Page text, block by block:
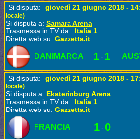
Si disputa: giovedì 21 giugno 2018 -
locale)
Si disputa a: Samara Arena
Trasmessa in TV da:
Italia 1
Diretta web su: Gazzetta.it
DANIMARCA 1- 1
Si disputa: giovedì 21 giugno 2018 -
locale)
Si disputa a: Ekaterinburg Arena
Trasmessa in TV da:
Italia 1
Diretta web su: Gazzetta.it
FRANCIA 1- 0